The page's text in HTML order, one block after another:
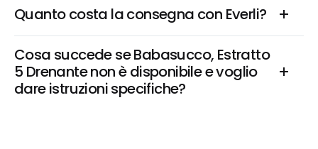
Quanto costa la consegna con Everli?
Cosa succede se Babasucco, Estratto
5 Drenante non è disponibile e voglio
dare istruzioni specifiche?